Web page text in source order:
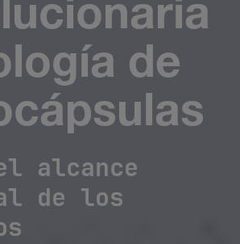
de
alcance
de los